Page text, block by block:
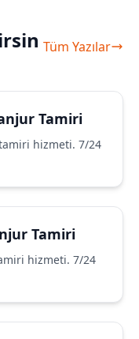
Tüm Yazılar
Tamiri
hizmeti. 7/24
Tamiri
hizmeti. 7/24